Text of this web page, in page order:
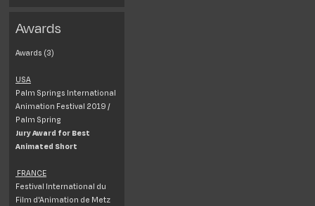
Awards
Awards (3)
USA
Palm Springs International
Animation Festival 2019 /
Palm Spring
Jury Award for Best
Animated Short
FRANCE
Festival International du
Film d'Animation de Metz